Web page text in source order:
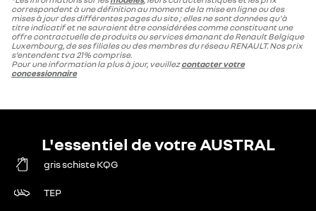
correspondent à une définition au moment de la mise en ligne ou des
mises à jour des différentes pages du site ; elles ne sont données qu'à
titre indicatif et ne sauraient être considérées comme constituant une
offre contractuelle de produits ou services émanant de Renault Belgique
Luxembourg, de ses filiales ou des membres du réseau RENAULT. Nos prix
s’entendent tva 21% comprise.
Pour une information la plus à jour, veuillezcontacter votre
concessionnaire
L'essentiel de votre AUSTRAL
gris schiste KQG
TEP